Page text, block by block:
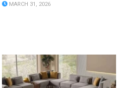
MARCH 31, 2026